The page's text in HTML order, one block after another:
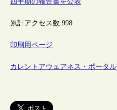
累計アクセス数:998
印刷用ページ
カレントアウェアネス・ポータル